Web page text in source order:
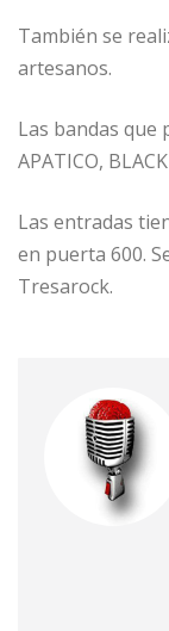
También se
artesanos.
Las bandas que
APATICO,
Las entradas
en puerta 600.
Tresarock.